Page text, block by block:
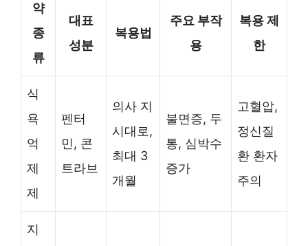
약
종
류
대표
성분
복용법
주요 부작
용
복용 제
한
식
욕
억
제
제
펜터
민, 콘
트라브
의사 지
시대로,
최대 3
개월
불면증, 두
통, 심박수
증가
고혈압,
정신질
환 환자
주의
지